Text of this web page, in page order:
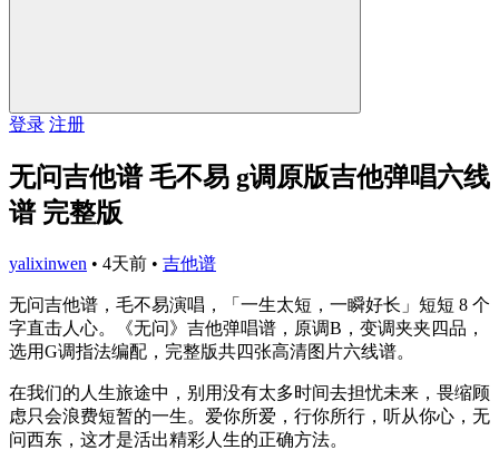
登录 注册
无问吉他谱 毛不易 g调原版吉他弹唱六线
谱 完整版
yalixinwen • 4天前 • 吉他谱
无问吉他谱，毛不易演唱，「一生太短，一瞬好长」短短 8 个
字直击人心。《无问》吉他弹唱谱，原调B，变调夹夹四品，
选用G调指法编配，完整版共四张高清图片六线谱。
在我们的人生旅途中，别用没有太多时间去担忧未来，畏缩顾
虑只会浪费短暂的一生。爱你所爱，行你所行，听从你心，无
问西东，这才是活出精彩人生的正确方法。